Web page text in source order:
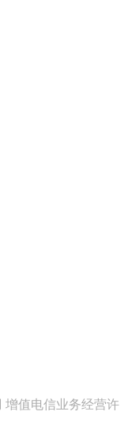
增值电信业务经营许